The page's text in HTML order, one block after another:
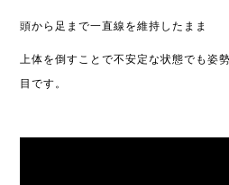
頭から足まで一直線を維持したまま
上体を倒すことで不安定な状態でも姿
目です。